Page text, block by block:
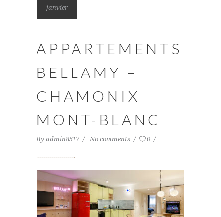
janvier
APPARTEMENTS
BELLAMY –
CHAMONIX
MONT-BLANC
By admin8517 No comments 0